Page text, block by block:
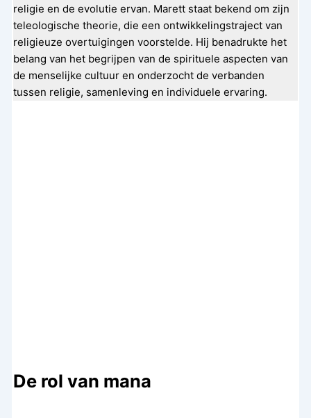
religie en de evolutie ervan. Marett staat bekend om zijn
teleologische theorie, die een ontwikkelingstraject van
religieuze overtuigingen voorstelde. Hij benadrukte het
belang van het begrijpen van de spirituele aspecten van
de menselijke cultuur en onderzocht de verbanden
tussen religie, samenleving en individuele ervaring.
De rol van mana